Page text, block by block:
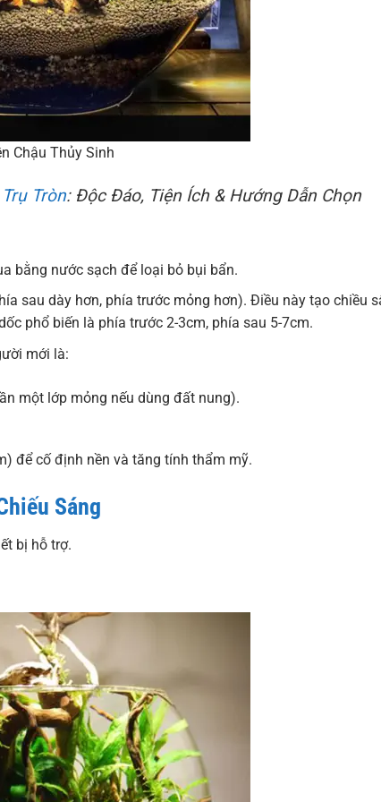
Chậu Thủy Sinh
Tròn: Độc Đáo, Tiện Ích & Hướng Dẫn Chọn
bằng nước sạch để loại bỏ bụi bẩn.
sau dày hơn, phía trước mỏng hơn). Điều này tạo chiều
phổ biến là phía trước 2-3cm, phía sau 5-7cm.
mới là:
một lớp mỏng nếu dùng đất nung).
để cố định nền và tăng tính thẩm mỹ.
Sáng
bị hỗ trợ.